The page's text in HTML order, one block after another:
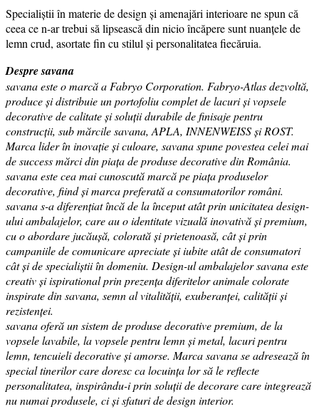
Specialiștii în materie de design și amenajări interioare ne spun că
ceea ce n-ar trebui să lipsească din nicio încăpere sunt nuanțele de
lemn crud, asortate fin cu stilul și personalitatea fiecăruia.
Despre savana
savana este o marcă a Fabryo Corporation. Fabryo-Atlas dezvoltă,
produce și distribuie un portofoliu complet de lacuri și vopsele
decorative de calitate și soluții durabile de finisaje pentru
construcții, sub mărcile savana, APLA, INNENWEISS și ROST.
Marca lider în inovație și culoare, savana spune povestea celei mai
de success mărci din piața de produse decorative din România.
savana este cea mai cunoscută marcă pe piața produselor
decorative, fiind și marca preferată a consumatorilor români.
savana s-a diferențiat încă de la început atât prin unicitatea design-
ului ambalajelor, care au o identitate vizuală inovativă și premium,
cu o abordare jucăușă, colorată și prietenoasă, cât și prin
campaniile de comunicare apreciate și iubite atât de consumatori
cât și de specialiștii în domeniu. Design-ul ambalajelor savana este
creativ și ispirational prin prezența diferitelor animale colorate
inspirate din savana, semn al vitalității, exuberanței, calității și
rezistenței.
savana oferă un sistem de produse decorative premium, de la
vopsele lavabile, la vopsele pentru lemn și metal, lacuri pentru
lemn, tencuieli decorative și amorse. Marca savana se adresează în
special tinerilor care doresc ca locuința lor să le reflecte
personalitatea, inspirându-i prin soluții de decorare care integrează
nu numai produsele, ci și sfaturi de design interior.